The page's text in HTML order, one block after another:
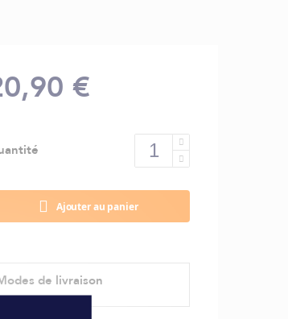
€
Ajouter au panier
de livraison